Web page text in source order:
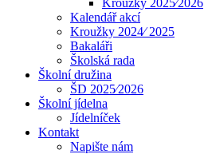
Kroužky 2025⁄2026
Kalendář akcí
Kroužky 2024⁄ 2025
Bakaláři
Školská rada
Školní družina
ŠD 2025⁄2026
Školní jídelna
Jídelníček
Kontakt
Napište nám